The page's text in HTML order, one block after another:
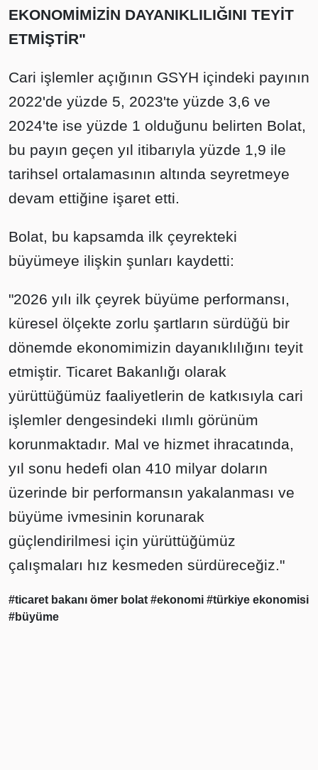
EKONOMİMİZİN DAYANIKLILIĞINI TEYİT
ETMİŞTİR"
Cari işlemler açığının GSYH içindeki payının
2022'de yüzde 5, 2023'te yüzde 3,6 ve
2024'te ise yüzde 1 olduğunu belirten Bolat,
bu payın geçen yıl itibarıyla yüzde 1,9 ile
tarihsel ortalamasının altında seyretmeye
devam ettiğine işaret etti.
Bolat, bu kapsamda ilk çeyrekteki
büyümeye ilişkin şunları kaydetti:
"2026 yılı ilk çeyrek büyüme performansı,
küresel ölçekte zorlu şartların sürdüğü bir
dönemde ekonomimizin dayanıklılığını teyit
etmiştir. Ticaret Bakanlığı olarak
yürüttüğümüz faaliyetlerin de katkısıyla cari
işlemler dengesindeki ılımlı görünüm
korunmaktadır. Mal ve hizmet ihracatında,
yıl sonu hedefi olan 410 milyar doların
üzerinde bir performansın yakalanması ve
büyüme ivmesinin korunarak
güçlendirilmesi için yürüttüğümüz
çalışmaları hız kesmeden sürdüreceğiz."
#ticaret bakanı ömer bolat #ekonomi #türkiye ekonomisi
#büyüme